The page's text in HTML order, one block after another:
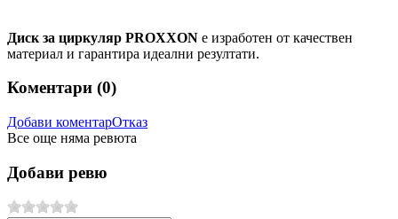
Диск за циркуляр PROXXON е изработен от качествен
материал и гарантира идеални резултати.
Коментари (0)
Добави коментарОтказ
Все още няма ревюта
Добави ревю